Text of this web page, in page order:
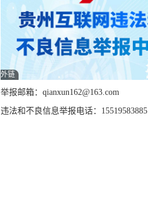
外链
举报邮箱：qianxun162@163.com
违法和不良信息举报电话：15519583885